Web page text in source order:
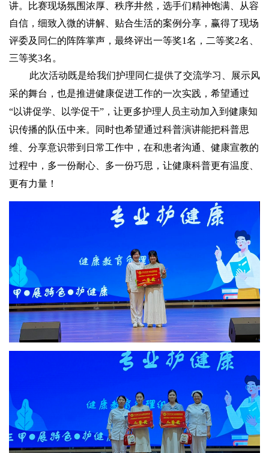
讲。比赛现场氛围浓厚、秩序井然，选手们精神饱满、从容
自信，细致入微的讲解、贴合生活的案例分享，赢得了现场
评委及同仁的阵阵掌声，最终评出一等奖1名，二等奖2名、
三等奖3名。
此次活动既是给我们护理同仁提供了交流学习、展示风
采的舞台，也是推进健康促进工作的一次实践，希望通过
“以讲促学、以学促干”，让更多护理人员主动加入到健康知
识传播的队伍中来。同时也希望通过科普演讲能把科普思
维、分享意识带到日常工作中，在和患者沟通、健康宣教的
过程中，多一份耐心、多一份巧思，让健康科普更有温度、
更有力量！